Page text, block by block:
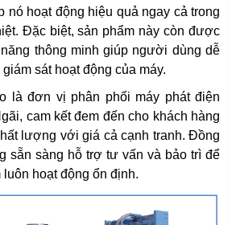
nó hoạt động hiệu quả ngay cả trong
Đặc biệt, sản phẩm này còn được
thông minh giúp người dùng dễ
sát hoạt động của máy.
là đơn vị phân phối máy phát điện
cam kết đem đến cho khách hàng
lượng với giá cả cạnh tranh. Đồng
sẵn sàng hỗ trợ tư vấn và bảo trì để
hoạt động ổn định.